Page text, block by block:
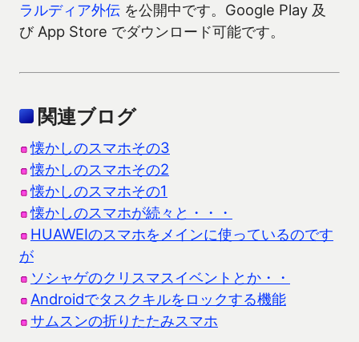
ラルディア外伝 を公開中です。Google Play 及
び App Store でダウンロード可能です。
関連ブログ
懐かしのスマホその3
懐かしのスマホその2
懐かしのスマホその1
懐かしのスマホが続々と・・・
HUAWEIのスマホをメインに使っているのです
が
ソシャゲのクリスマスイベントとか・・
Androidでタスクキルをロックする機能
サムスンの折りたたみスマホ